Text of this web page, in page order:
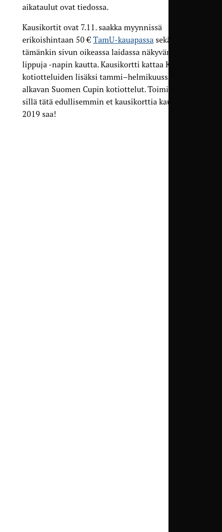
aikataulut ovat tiedossa.
Kausikortit ovat 7.11. saakka myynnissä
erikoishintaan 50 € TamU-kauapassasekä
tämänkin sivun oikeassa laidassa näkyvän Osta
lippuja -napin kautta. Kausikortti kattaa Kakkosen
kotiotteluiden lisäksi tammi–helmikuussa
alkavan Suomen Cupin kotiottelut. Toimi heti,
sillä tätä edullisemmin et kausikorttia kaudelle
2019 saa!